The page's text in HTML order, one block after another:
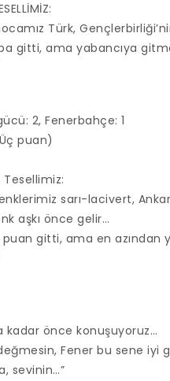
Türk,
gitti, ama yabancıya
2, Fenerbahçe: 1
puan)
sarı-lacivert,
aşkı önce gelir…
gitti, ama en azından
kadar önce konuşuyoruz…
Fener bu sene iyi
sevinin…”